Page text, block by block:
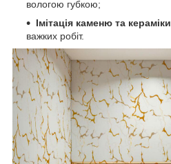
вологою губкою;
Імітація каменю та кераміки
важких робіт.